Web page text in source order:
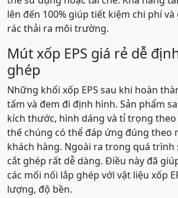
lên đến 100% giúp tiết kiệm chi phí
rác thải ra môi trường.
Mút xốp EPS giá rẻ dễ
ghép
Những khối xốp EPS sau khi hoàn
tấm và đem đi định hình. Sản phẩm
kích thước, hình dáng và tỉ trọng theo
thế chúng có thể đáp ứng đúng theo
khách hàng. Ngoài ra trong quá trình
cắt ghép rất dễ dàng. Điều này đã
các mối nối lắp ghép với vật liệu xốp
lượng, độ bền.